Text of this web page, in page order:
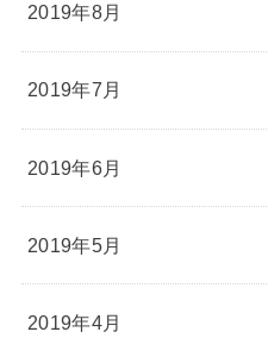
2019年8月
2019年7月
2019年6月
2019年5月
2019年4月